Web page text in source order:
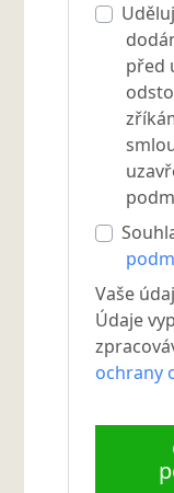
před
Vaše
Údaje
ochrany